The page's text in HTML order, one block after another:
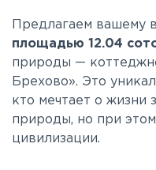
Предлагаем вашему
площадью 12.04
природы —
Брехово». Это
кто мечтает о жизни
природы, но при
цивилизации.